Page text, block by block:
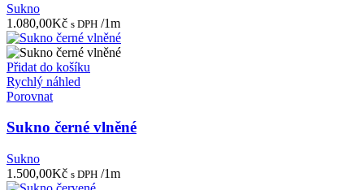
Sukno
1.080,00Kč s DPH /1m
Přidat do košíku
Rychlý náhled
Porovnat
Sukno černé vlněné
Sukno
1.500,00Kč s DPH /1m